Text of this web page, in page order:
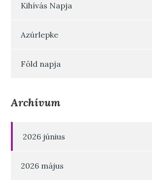
Kihívás Napja
Azúrlepke
Föld napja
Archívum
2026 június
2026 május